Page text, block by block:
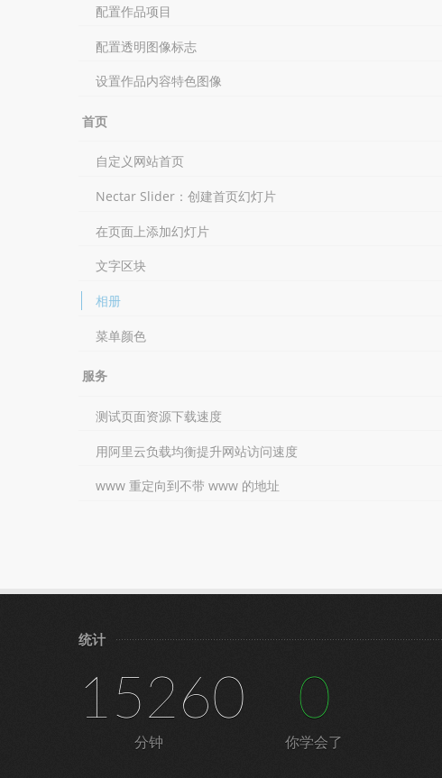
配置作品项目
配置透明图像标志
设置作品内容特色图像
首页
自定义网站首页
Nectar Slider：创建首页幻灯片
在页面上添加幻灯片
文字区块
相册
菜单颜色
服务
测试页面资源下载速度
用阿里云负载均衡提升网站访问速度
www 重定向到不带 www 的地址
统计
15260
分钟
0
你学会了